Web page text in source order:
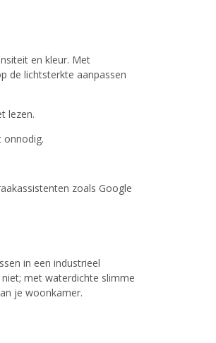
en kleur. Met
de lichtsterkte aanpassen
lezen.
onnodig.
zoals Google
in een industrieel
met waterdichte slimme
je woonkamer.